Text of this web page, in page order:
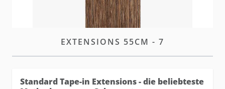
OPISSTANDARD TAPE-IN
EXTENSIONS 55CM - 7
Standard Tape-in Extensions - die beliebteste